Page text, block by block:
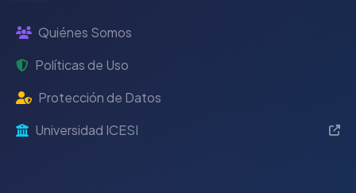
Quiénes Somos
Políticas de Uso
Protección de Datos
Universidad ICESI